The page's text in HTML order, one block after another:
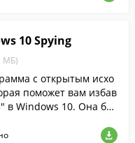
10 Spying
МБ)
с открытым исхо
поможет вам избав
в Windows 10. Она бы
за отслежи